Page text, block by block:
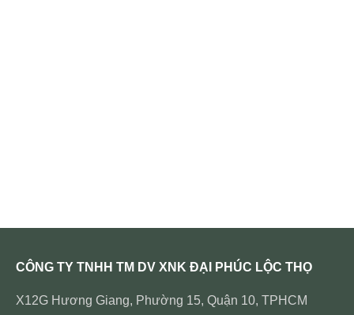
CÔNG TY TNHH TM DV XNK ĐẠI PHÚC LỘC THỌ
X12G Hương Giang, Phường 15, Quận 10, TPHCM